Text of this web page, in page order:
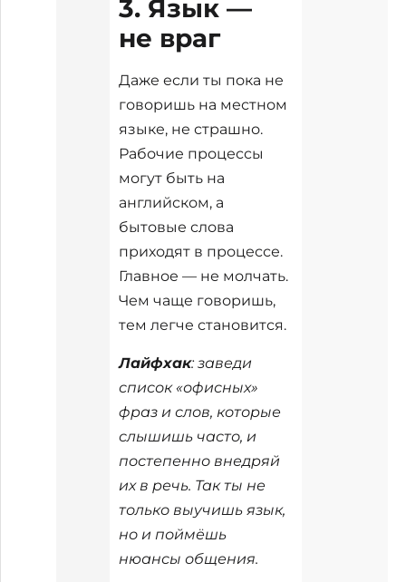
3. Язык —
не враг
Даже если ты пока не
говоришь на местном
языке, не страшно.
Рабочие процессы
могут быть на
английском, а
бытовые слова
приходят в процессе.
Главное — не молчать.
Чем чаще говоришь,
тем легче становится.
Лайфхак: заведи
список «офисных»
фраз и слов, которые
слышишь часто, и
постепенно внедряй
их в речь. Так ты не
только выучишь язык,
но и поймёшь
нюансы общения.